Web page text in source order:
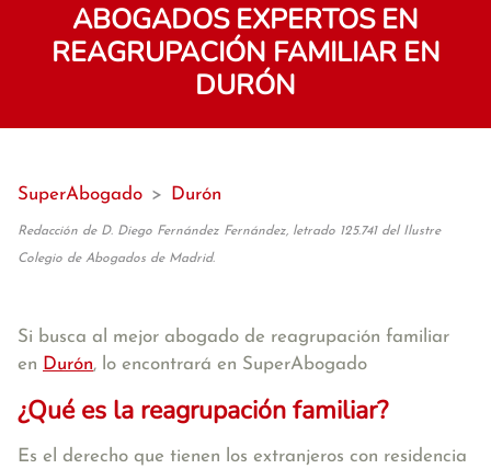
ABOGADOS EXPERTOS EN
REAGRUPACIÓN FAMILIAR EN
DURÓN
SuperAbogado > Durón
Redacción de D. Diego Fernández Fernández, letrado 125.741 del Ilustre
Colegio de Abogados de Madrid.
Si busca al mejor abogado de reagrupación familiar
en Durón, lo encontrará en SuperAbogado
¿Qué es la reagrupación familiar?
Es el derecho que tienen los extranjeros con residencia